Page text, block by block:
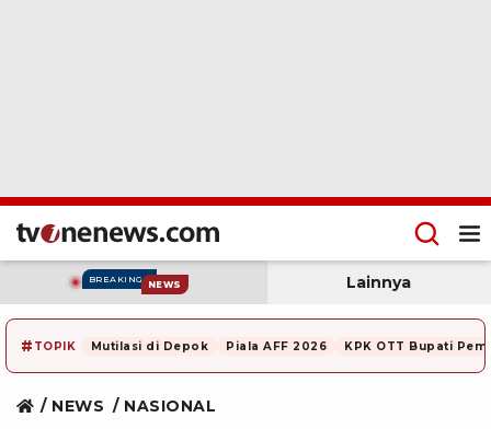
BREAKING NEWS Lainnya
# TOPIK Mutilasi di Depok Piala AFF 2026 KPK OTT Bupati
NEWS NASIONAL